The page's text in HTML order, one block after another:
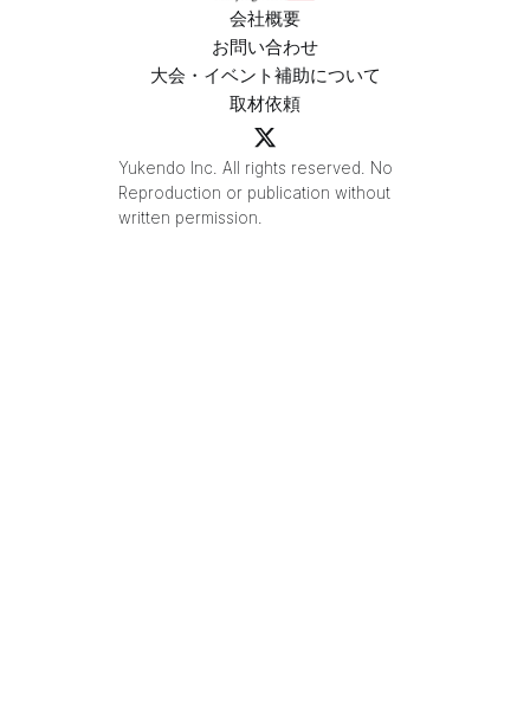
会社概要
お問い合わせ
大会・イベント補助について
取材依頼
Yukendo Inc. All rights reserved. No
Reproduction or publication without
written permission.